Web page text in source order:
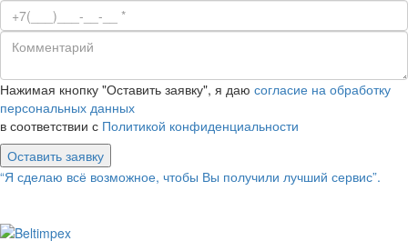
Нажимая кнопку "Оставить заявку", я даю согласие на обработку
персональных данных
в соответствии с Политикой конфиденциальности
Оставить заявку
“Я сделаю всё возможное, чтобы Вы получили лучший сервис”.